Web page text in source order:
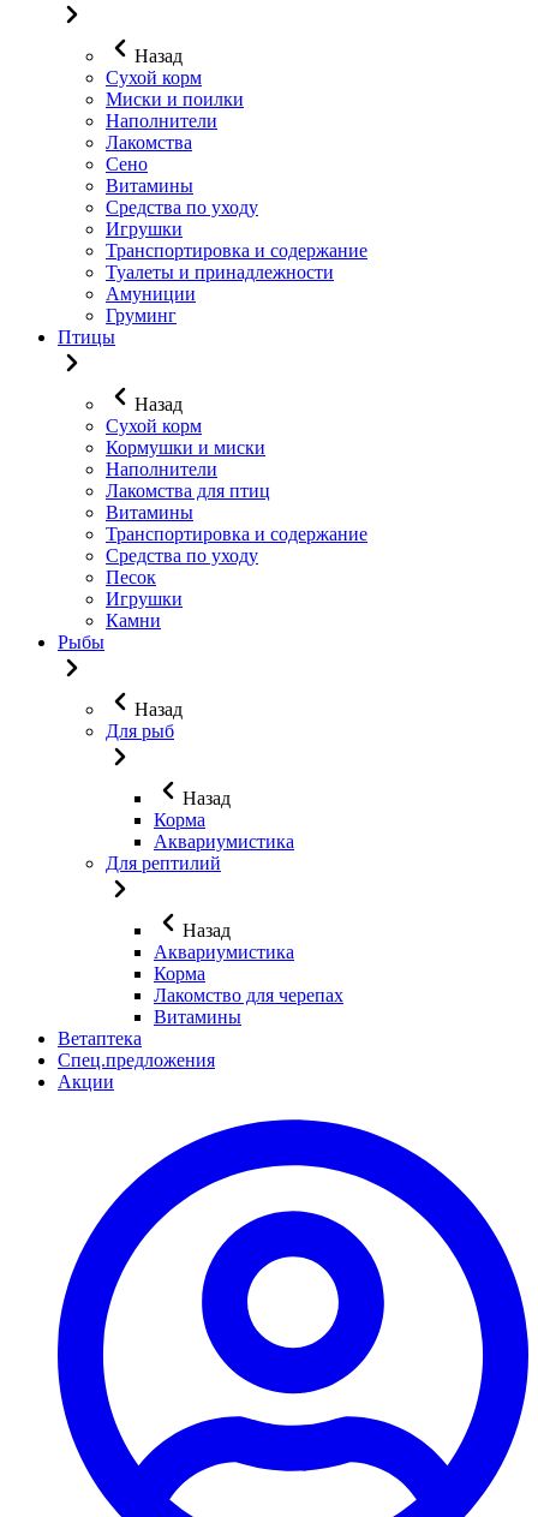
Назад
Сухой корм
Миски и поилки
Наполнители
Лакомства
Сено
Витамины
Средства по уходу
Игрушки
Транспортировка и содержание
Туалеты и принадлежности
Амуниции
Груминг
Птицы
Назад
Сухой корм
Кормушки и миски
Наполнители
Лакомства для птиц
Витамины
Транспортировка и содержание
Средства по уходу
Песок
Игрушки
Камни
Рыбы
Назад
Для рыб
Назад
Корма
Аквариумистика
Для рептилий
Назад
Аквариумистика
Корма
Лакомство для черепах
Витамины
Ветаптека
Спец.предложения
Акции